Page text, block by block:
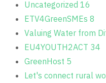
Uncategorized 16
ETV4GreenSMEs 8
Valuing Water from
EU4YOUTH2ACT 34
GreenHost 5
Let's connect rural